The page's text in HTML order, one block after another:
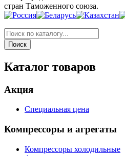
стран Таможенного союза.
Каталог товаров
Акция
Специальная цена
Компрессоры и агрегаты
Компрессоры холодильные